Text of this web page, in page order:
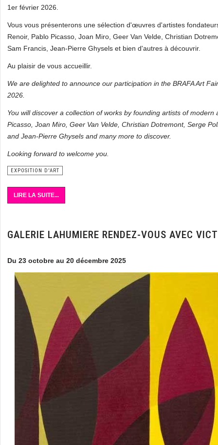
1er février 2026.
Vous vous présenterons une sélection d'œuvres d'artistes
Renoir, Pablo Picasso, Joan Miro, Geer Van Velde, Christian
Sam Francis, Jean-Pierre Ghysels et bien d'autres à découvrir.
Au plaisir de vous accueillir.
We are delighted to announce our participation in the BRAFA Art
2026.
You will discover a collection of works by founding artists of
Picasso, Joan Miro, Geer Van Velde, Christian Dotremont, Serge
and Jean-Pierre Ghysels and many more to discover.
Looking forward to welcome you.
EXPOSITION D'ART
LIRE LA SUITE...
GALERIE LAHUMIERE RENDEZ-VOUS AVEC
Du 23 octobre au 20 décembre 2025